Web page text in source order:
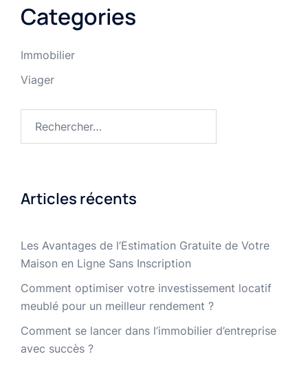
Categories
Immobilier
Viager
Articles récents
Les Avantages de l’Estimation Gratuite de Votre
Maison en Ligne Sans Inscription
Comment optimiser votre investissement locatif
meublé pour un meilleur rendement ?
Comment se lancer dans l’immobilier d’entreprise
avec succès ?